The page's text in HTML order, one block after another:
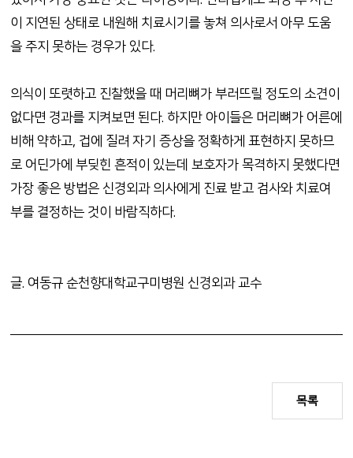
이 지연된 상태로 내원해 치료시기를 놓쳐 의사로서 아무 도움
을 주지 못하는 경우가 있다.
의식이 또렷하고 진찰했을 때 머리뼈가 부러뜨릴 정도의 소견이
없다면 경과를 지켜보면 된다. 하지만 아이들은 머리뼈가 어른에
비해 약하고, 겁에 질려 자기 증상을 정확하게 표현하지 못하므
로 어딘가에 부딪힌 흔적이 있는데 보호자가 목격하지 못했다면
가장 좋은 방법은 신경외과 의사에게 진료 받고 검사와 치료여
부를 결정하는 것이 바람직하다.
글. 여동규 순천향대학교구미병원 신경외과 교수
목록